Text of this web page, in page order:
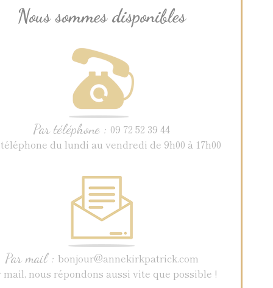
Nous sommes disponibles
Par téléphone : 09 72 52 39 44
du lundi au vendredi de 9h00 à 17h00
Par mail : bonjour@annekirkpatrick.com
mail, nous répondons aussi vite que possible !